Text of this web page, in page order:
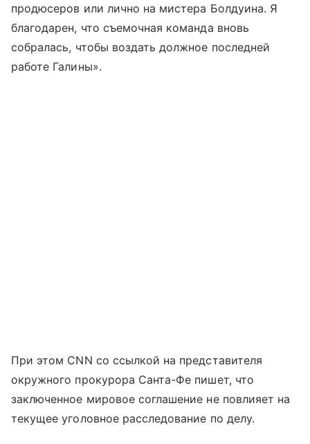
продюсеров или лично на мистера Болдуина. Я
благодарен, что съемочная команда вновь
собралась, чтобы воздать должное последней
работе Галины».
При этом CNN со ссылкой на представителя
окружного прокурора Санта-Фе пишет, что
заключенное мировое соглашение не повлияет на
текущее уголовное расследование по делу.